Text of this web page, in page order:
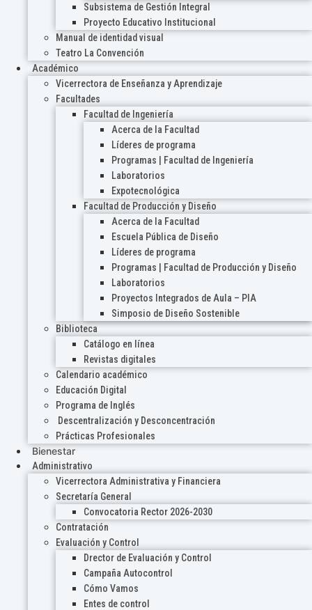
Subsistema de Gestión Integral
Proyecto Educativo Institucional
Manual de identidad visual
Teatro La Convención
Académico
Vicerrectora de Enseñanza y Aprendizaje
Facultades
Facultad de Ingeniería
Acerca de la Facultad
Líderes de programa
Programas | Facultad de Ingeniería
Laboratorios
Expotecnológica
Facultad de Producción y Diseño
Acerca de la Facultad
Escuela Pública de Diseño
Líderes de programa
Programas | Facultad de Producción y Diseño
Laboratorios
Proyectos Integrados de Aula – PIA
Simposio de Diseño Sostenible
Biblioteca
Catálogo en línea
Revistas digitales
Calendario académico
Educación Digital
Programa de Inglés
Descentralización y Desconcentración
Prácticas Profesionales
Bienestar
Administrativo
Vicerrectora Administrativa y Financiera
Secretaría General
Convocatoria Rector 2026-2030
Contratación
Evaluación y Control
Drector de Evaluación y Control
Campaña Autocontrol
Cómo Vamos
Entes de control